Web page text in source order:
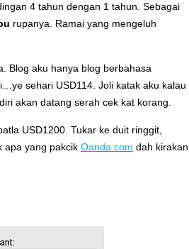
4 tahun dengan 1 tahun. Sebagai
rupanya. Ramai yang mengeluh
Blog aku hanya blog berbahasa
sehari USD114. Joli katak aku kalau
akan datang serah cek kat korang.
USD1200. Tukar ke duit ringgit,
apa yang pakcik Oanda.com dah kirakan